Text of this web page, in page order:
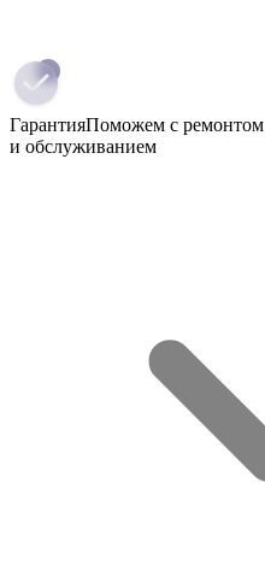
ГарантияПоможем с ремонтом
и обслуживанием